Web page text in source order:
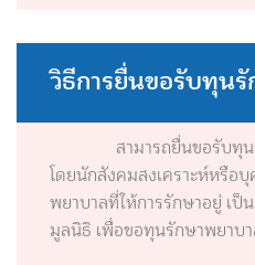
วิธีการยื่นขอรับทุน
สามารถยื่นขอรับทุนรั
โดยนักสังคมสงเคราะห์หรือ
พยาบาลที่ให้การรักษาอยู่ เป็
มูลนิธิ เพื่อขอทุนรักษาพยาบ